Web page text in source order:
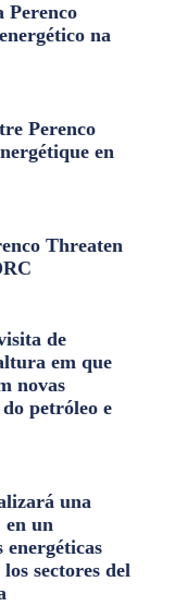
Perenco
na
Perenco
en
Threaten
de
em que
novas
petróleo e
una
en un
energéticas
sectores del